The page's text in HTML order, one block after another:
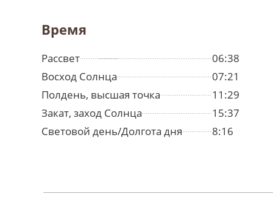
Время
Рассвет
06:38
Восход Солнца
07:21
Полдень, высшая точка
11:29
Закат, заход Солнца
15:37
Световой день/Долгота дня
8:16